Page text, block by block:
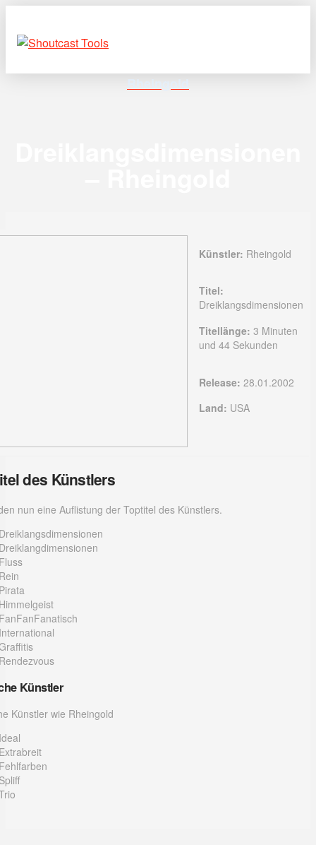
Rheingold
Künstler: Rheingold
Titel:
Dreiklangsdimensionen
Titellänge: 3 Minuten
und 44 Sekunden
Release: 28.01.2002
Land: USA
des Künstlers
nun eine Auflistung der Toptitel des Künstlers.
Künstler
Künstler wie Rheingold